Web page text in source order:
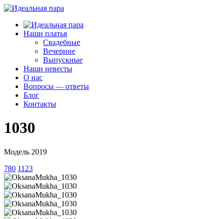
Наши платья
Свадебные
Вечерние
Выпускные
Наши невесты
О нас
Вопросы — ответы
Блог
Контакты
1030
Модель 2019
780 1123